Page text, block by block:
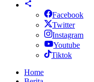
Facebook
Twitter
Instagram
Youtube
Tiktok
Home